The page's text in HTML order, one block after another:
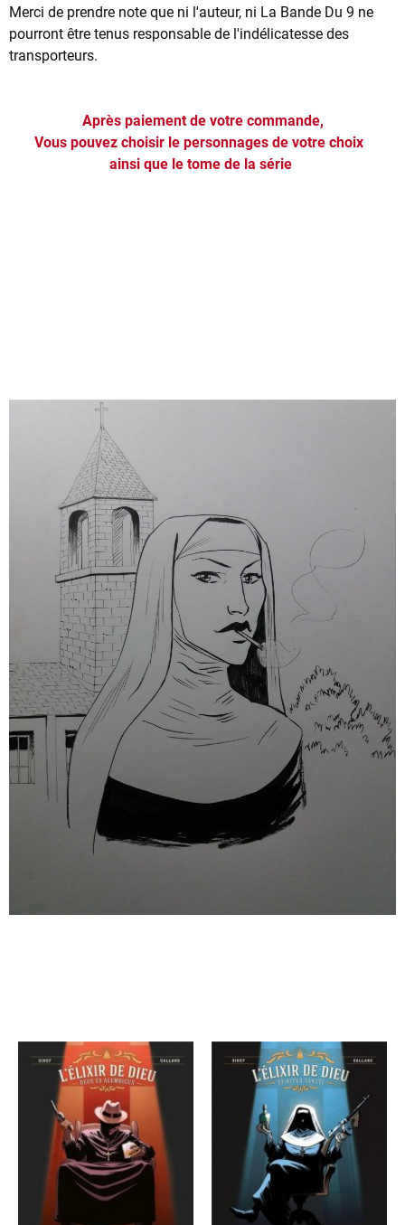
Merci de prendre note que ni l'auteur, ni La Bande Du 9 ne
pourront être tenus responsable de l'indélicatesse des
transporteurs.
Après paiement de votre commande,
Vous pouvez choisir le personnages de votre choix
ainsi que le tome de la série